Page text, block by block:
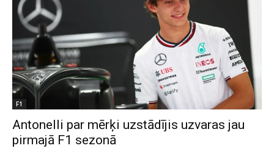
F1
Antonelli par mērķi uzstādījis uzvaras jau
pirmajā F1 sezonā